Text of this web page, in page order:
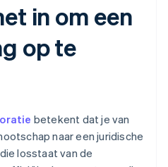
in om een
op te
betekent dat je van
naar een juridische
losstaat van de